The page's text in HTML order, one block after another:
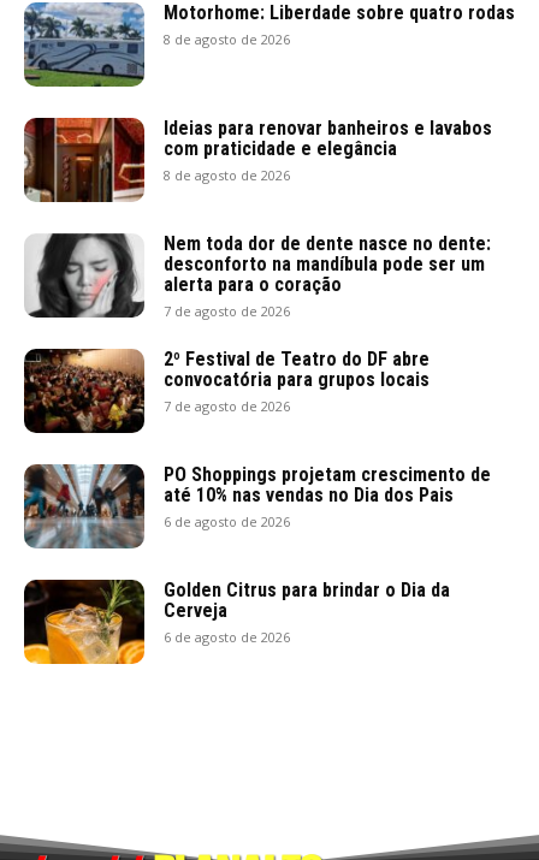
Motorhome: Liberdade sobre quatro rodas
8 de agosto de 2026
Ideias para renovar banheiros e lavabos
com praticidade e elegância
8 de agosto de 2026
Nem toda dor de dente nasce no dente:
desconforto na mandíbula pode ser um
alerta para o coração
7 de agosto de 2026
2º Festival de Teatro do DF abre
convocatória para grupos locais
7 de agosto de 2026
PO Shoppings projetam crescimento de
até 10% nas vendas no Dia dos Pais
6 de agosto de 2026
Golden Citrus para brindar o Dia da
Cerveja
6 de agosto de 2026